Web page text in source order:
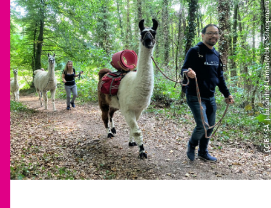
© CC-BY-SA | Luisenhof-Lamas|Wibke Schoppmann